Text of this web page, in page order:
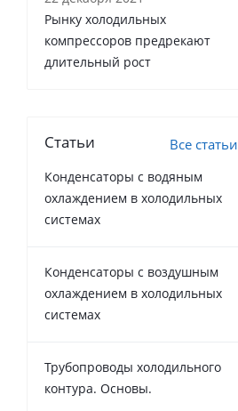
Рынку холодильных
компрессоров предрекают
длительный рост
Статьи Все статьи
Конденсаторы с водяным
охлаждением в холодильных
системах
Конденсаторы с воздушным
охлаждением в холодильных
системах
Трубопроводы холодильного
контура. Основы.